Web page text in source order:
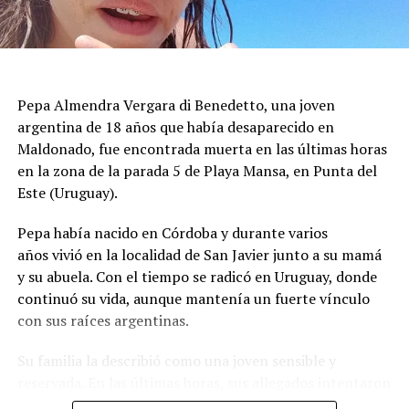
riesgos de colapso. Las tareas priorizaron los inmuebles
con daños visibles antes de autorizar el regreso de los
zona.
El ministro de Protección Civil, Nello Musumeci, advirtió
sobre la continuidad de la actividad sísmica y señaló que
“nuevos eventos de magnitud superior a 3 podrían
las autoridades locales, que mantienen el monitoreo
para detectar réplicas y coordinar asistencia donde haga
falta.
INGV confirmó los datos del sismo y la poca
Pepa Almendra Vergara di Benedetto, una joven
argentina de 18 años que había desaparecido en
Maldonado, fue encontrada muerta en las últimas horas
en la zona de la parada 5 de Playa Mansa, en Punta del
Este (Uruguay).
Pepa había nacido en Córdoba y durante varios
años vivió en la localidad de San Javier junto a su mamá
y su abuela. Con el tiempo se radicó en Uruguay, donde
continuó su vida, aunque mantenía un fuerte vínculo
con sus raíces argentinas.
reconstruir qué pasó durante el lunes, cuando perdieron